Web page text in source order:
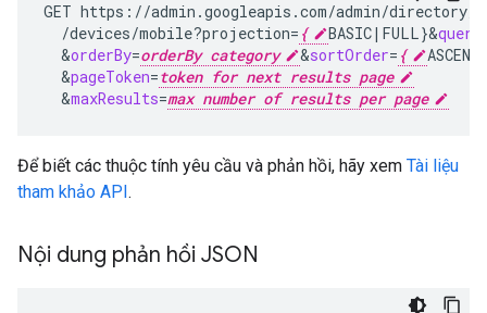
GET https://admin.googleapis.com/admin/directory/
/devices/mobile?projection= { BASIC| FULL}&query
&orderBy=orderBy category &sortOrder= {
&pageToken=token for next results page
&maxResults=max number of results per page
Để biết các thuộc tính yêu cầu và phản hồi, hãy xem Tài liệu
tham khảo API.
Nội dung phản hồi JSON